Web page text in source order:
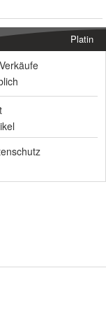
Platin